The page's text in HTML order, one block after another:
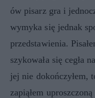
ów pisarz gra i
wymyka się jednak
przedstawienia.
szykowała się cegła
jej nie dokończyłem,
zapiąłem